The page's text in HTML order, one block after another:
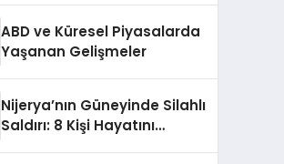
ABD ve Küresel Piyasalarda
Yaşanan Gelişmeler
Nijerya’nın Güneyinde Silahlı
Saldırı: 8 Kişi Hayatını